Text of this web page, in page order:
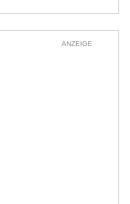
ANZEIGE